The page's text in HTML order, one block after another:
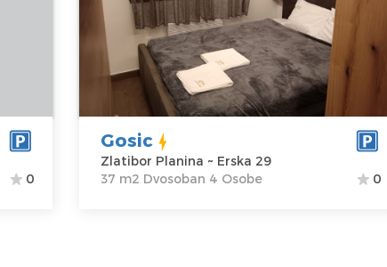
0
Lokacija:
Zlatibor
Planina
Adresa:
Erska
Cena
50 €
Gosti:4
Kvadratura :37
m2
Struktura :
Dvosoban
Gosic
Zlatibor Planina ~ Erska 29
37 m2 Dvosoban 4 Osobe
0